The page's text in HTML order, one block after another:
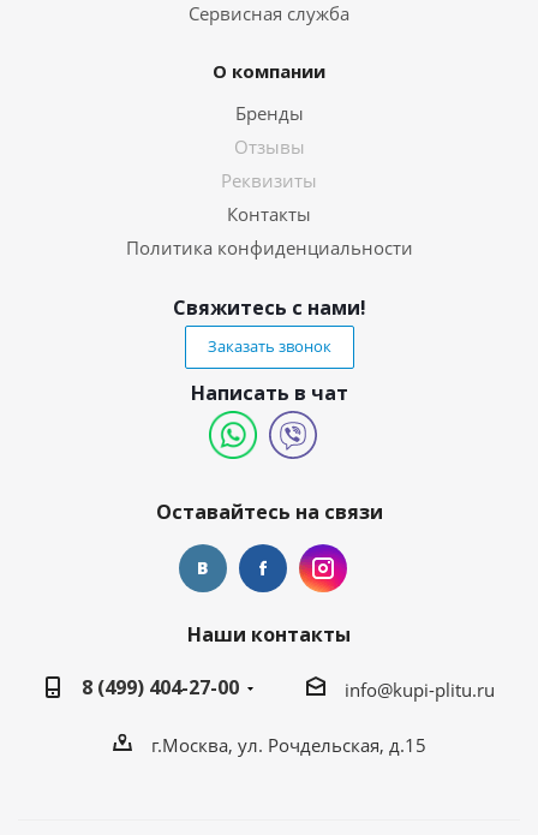
Сервисная служба
О компании
Бренды
Отзывы
Реквизиты
Контакты
Политика конфиденциальности
Свяжитесь с нами!
Заказать звонок
Написать в чат
Оставайтесь на связи
Наши контакты
8 (499) 404-27-00
info@kupi-plitu.ru
г.Москва, ул. Рочдельская, д.15